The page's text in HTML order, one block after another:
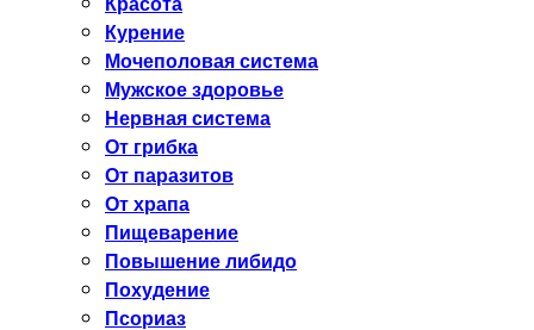
Курение
Мочеполовая система
Мужское здоровье
Нервная система
От грибка
От паразитов
От храпа
Пищеварение
Повышение либидо
Похудение
Псориаз